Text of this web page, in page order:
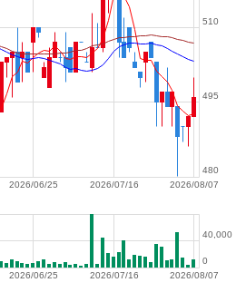
2026/08/07
2026/07/16
2026/06/25
480
495
510
2026/08/07
2026/07/16
2026/06/25
0
40,000